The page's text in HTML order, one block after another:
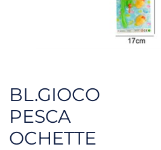
BL.GIOCO
PESCA
OCHETTE